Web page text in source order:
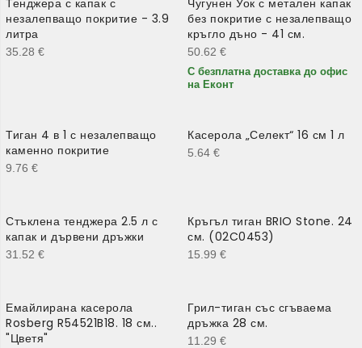
незалепващо покритие - 3.9
литра
35.28 €
без покритие с незалепващо
кръгло дъно - 41 см.
50.62 €
С безплатна доставка до офис
на Еконт
Тиган 4 в 1 с незалепващо
каменно покритие
9.76 €
Касерола „Селект“ 16 см 1 л
5.64 €
Стъклена тенджера 2.5 л с
капак и дървени дръжки
31.52 €
Кръгъл тиган BRIO Stone. 24
см. (02C0453)
15.99 €
Емайлирана касерола
Rosberg R54521B18. 18 см..
"Цветя"
Грил-тиган със сгъваема
дръжка 28 см.
11.29 €